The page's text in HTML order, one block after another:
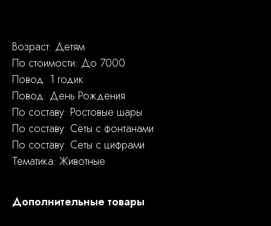
Возраст: Детям
По стоимости: До 7000
Повод: 1 годик
Повод: День Рождения
По составу: Ростовые шары
По составу: Сеты с фонтанами
По составу: Сеты с цифрами
Тематика: Животные
Дополнительные товары